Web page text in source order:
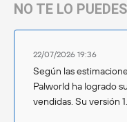
NO TE LO
22/07/2026 19:36
Según las
Palworld ha logrado
vendidas. Su versión